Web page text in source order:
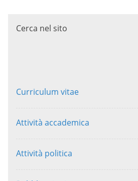
Cerca nel sito
Curriculum vitae
Attività accademica
Attività politica